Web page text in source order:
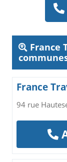
France
France
94 rue